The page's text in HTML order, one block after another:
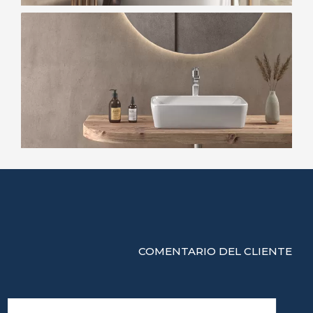
COMENTARIO DEL CLIENTE